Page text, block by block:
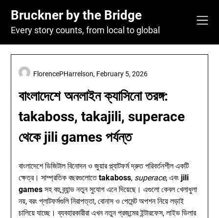
content
Bruckner by the Bridge
Every story counts, from local to global
বাংলাদেশে অনলাইন ক্যাসিনো তরঙ্গ:
takaboss, takajili, superace
থেকে jili games পর্যন্ত
FlorencePHarrelson, February 5, 2026
বাংলাদেশে ডিজিটাল বিনোদন ও জুয়ার প্ল্যাটফর্ম দ্রুত পরিবর্তনশীল একটি
ক্ষেত্র। সাম্প্রতিক বছরগুলোতেtakaboss, superace, এবংjili
games সহ বহু ব্র্যান্ড নতুন সুযোগ এনে দিয়েছে। এগুলো কেবল খেলাধুলা
নয়, বরং প্লাটফর্মগুলি নিরাপত্তা, বোনাস ও পেমেন্ট অপশন নিয়ে লড়াই
চালিয়ে যাচ্ছে। ব্যবহারকারীরা এখন নতুন প্রজন্মের ইন্টারফেস, লাইভ ডিলার